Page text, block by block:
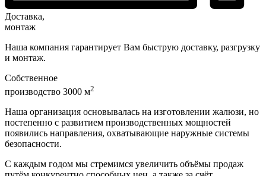
Доставка,
монтаж
Наша компания гарантирует Вам быструю доставку, разгрузку
и монтаж.
Собственное
производство 3000 м2
Наша организация основывалась на изготовлении жалюзи, но
постепенно с развитием производственных мощностей
появились направления, охватывающие наружные системы
безопасности.
С каждым годом мы стремимся увеличить объёмы продаж